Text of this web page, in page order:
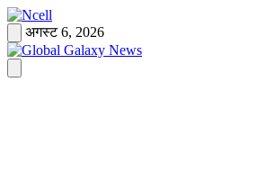
Skip
to
content
अगस्ट 6, 2026